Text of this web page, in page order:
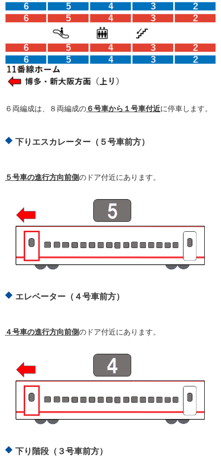
６両編成は、８両編成の６号車から１号車付近に停車します。
下りエスカレーター（５号車前方）
５号車の進行方向前側のドア付近にあります。
エレベーター（４号車前方）
４号車の進行方向前側のドア付近にあります。
下り階段（３号車前方）